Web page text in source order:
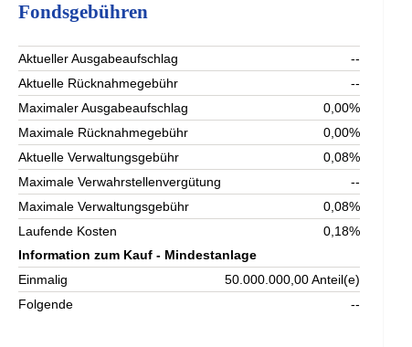
Fondsgebühren
Aktueller Ausgabeaufschlag
--
Aktuelle Rücknahmegebühr
--
Maximaler Ausgabeaufschlag
0,00%
Maximale Rücknahmegebühr
0,00%
Aktuelle Verwaltungsgebühr
0,08%
Maximale Verwahrstellenvergütung
--
Maximale Verwaltungsgebühr
0,08%
Laufende Kosten
0,18%
Information zum Kauf - Mindestanlage
Einmalig
50.000.000,00 Anteil(e)
Folgende
--